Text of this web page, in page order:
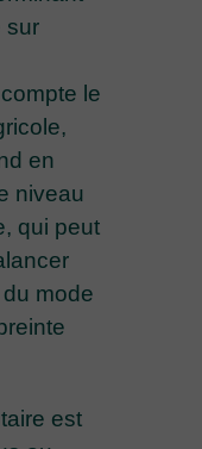
sur
le
en
niveau
qui peut
du mode
est